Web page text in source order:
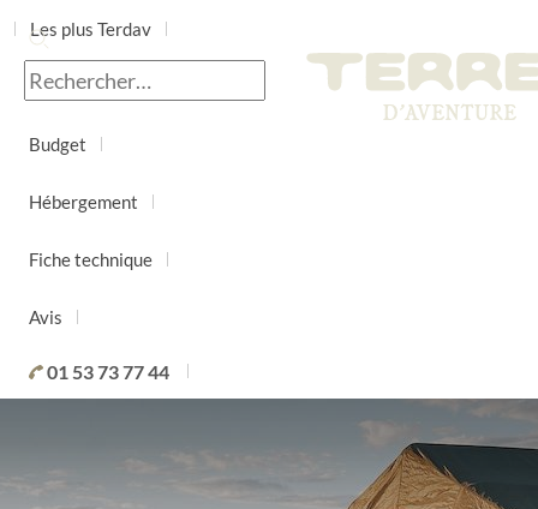
Les plus Terdav
Jour par jour
Budget
Hébergement
Fiche technique
Avis
01 53 73 77 44